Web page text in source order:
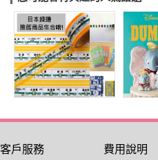
客戶服務 費用說明